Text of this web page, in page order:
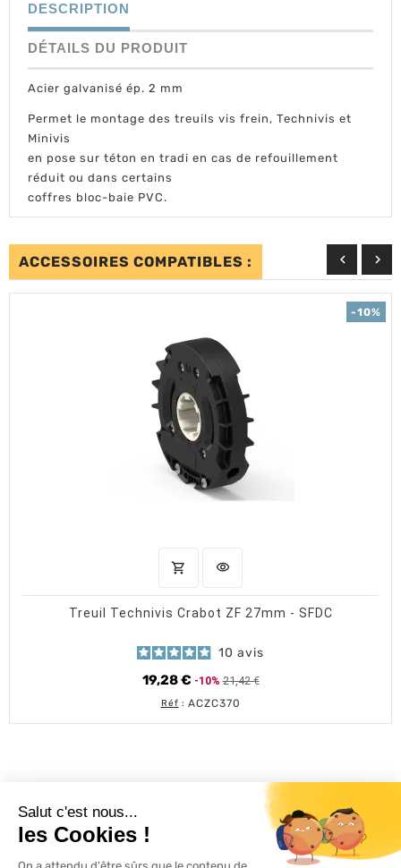
DESCRIPTION
DÉTAILS DU PRODUIT
Acier galvanisé ép. 2 mm
Permet le montage des treuils vis frein, Technivis et
Minivis
en pose sur téton en tradi en cas de refouillement
réduit ou dans certains
coffres bloc-baie PVC.
ACCESSOIRES COMPATIBLES :
-10%
shopping_cart AJOUTER AU PANIER
visibility
Treuil Technivis Crabot ZF 27mm - SFDC
10 avis
19,28 €
Prix
de
-10% 21,42 €
Prix
Réf : ACZC370
 
L'ACTU 100% VOLET ROULANT
